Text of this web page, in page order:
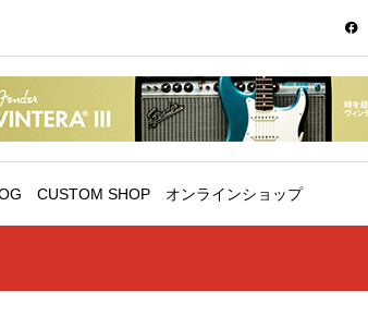
CUSTOM SHOP オンラインショップ